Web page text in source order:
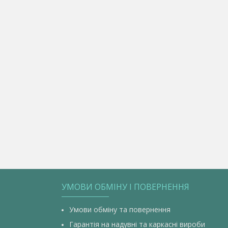
УМОВИ ОБМІНУ І ПОВЕРНЕННЯ
Умови обміну та повернення
Гарантія на надувні та каркасні вироби